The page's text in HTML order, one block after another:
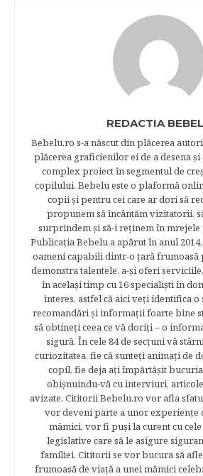
REDACTIA
Bebelu.ro s-a născut din plăcerea
plăcerea graficienilor ei de a desena şi
complex proiect în segmentul de
copilului. Bebelu este o plaformă
copii şi pentru cei care ar dori să
propunem să încântăm vizitatorii,
surprindem şi să-i reţinem în
Publicația Bebelu a apărut în anul
oameni capabili dintr-o ţară frumoasă
demonstra talentele, a-şi oferi
în acelaşi timp cu 16 specialişti în
interes, astfel că aici veţi identifica o
recomandări şi informaţii foarte bine
să obtineţi ceea ce vă doriţi – o
sigură. În cele 84 de secțuni vă
curiozitatea, fie că sunteţi animaţi de
copil, fie deja aţi împărtăşit
obişnuindu-vă cu interviuri,
avizate. Cititorii Bebelu.ro vor afla
vor deveni parte a unor experienţe
mămici, vor fi puşi la curent cu
legislative care să le asigure
familiei. Cititorii se vor bucura să
frumoasă de viață a unei mămici